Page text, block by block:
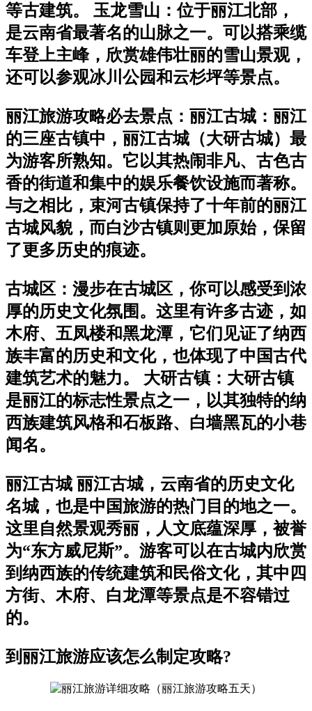
等古建筑。 玉龙雪山：位于丽江北部，
是云南省最著名的山脉之一。可以搭乘缆
车登上主峰，欣赏雄伟壮丽的雪山景观，
还可以参观冰川公园和云杉坪等景点。
丽江旅游攻略必去景点：丽江古城：丽江
的三座古镇中，丽江古城（大研古城）最
为游客所熟知。它以其热闹非凡、古色古
香的街道和集中的娱乐餐饮设施而著称。
与之相比，束河古镇保持了十年前的丽江
古城风貌，而白沙古镇则更加原始，保留
了更多历史的痕迹。
古城区：漫步在古城区，你可以感受到浓
厚的历史文化氛围。这里有许多古迹，如
木府、五凤楼和黑龙潭，它们见证了纳西
族丰富的历史和文化，也体现了中国古代
建筑艺术的魅力。 大研古镇：大研古镇
是丽江的标志性景点之一，以其独特的纳
西族建筑风格和石板路、白墙黑瓦的小巷
闻名。
丽江古城 丽江古城，云南省的历史文化
名城，也是中国旅游的热门目的地之一。
这里自然景观秀丽，人文底蕴深厚，被誉
为“东方威尼斯”。游客可以在古城内欣赏
到纳西族的传统建筑和民俗文化，其中四
方街、木府、白龙潭等景点是不容错过
的。
到丽江旅游应该怎么制定攻略?